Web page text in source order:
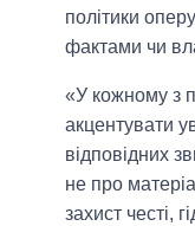
політики
фактами чи
«У кожному з
акцентувати
відповідних
не про
захист честі,